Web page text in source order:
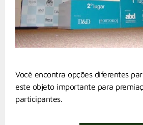
Você encontra opções diferentes
este objeto importante para
participantes.